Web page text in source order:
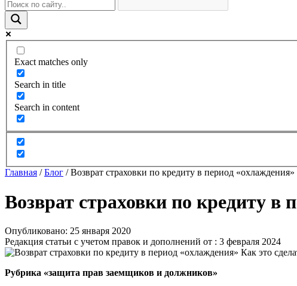
Exact matches only
Search in title
Search in content
Главная /Блог /Возврат страховки по кредиту в период «охлаждения»
Возврат страховки по кредиту в
Опубликовано: 25 января 2020
Редакция статьи с учетом правок и дополнений от : 3 февраля 2024
Рубрика «защита прав заемщиков и должников»